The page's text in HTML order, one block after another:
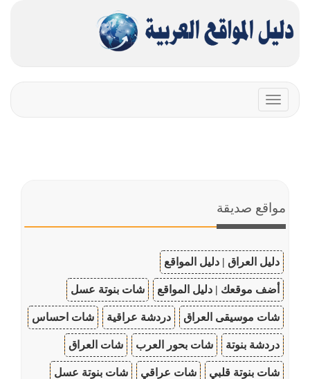
Toggle
navigation
مواقع صديقة
دليل العراق | دليل المواقع
أضف موقعك | دليل المواقع شات بنوتة عسل
شات موسيقى العراق دردشة عراقية شات احساس
دردشة بنوتة شات بحور العرب شات العراق
شات بنوتة قلبي شات عراقي شات بنوتة عسل